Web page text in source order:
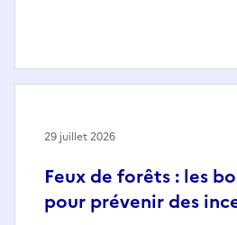
Feux de forêts : les
pour prévenir des
29 juillet 2026